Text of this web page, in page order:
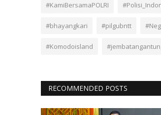
#KamiBersamaPOLRI
#bhayangkari #pilgubntt
#Komodoisland
RECOMMENDED POSTS